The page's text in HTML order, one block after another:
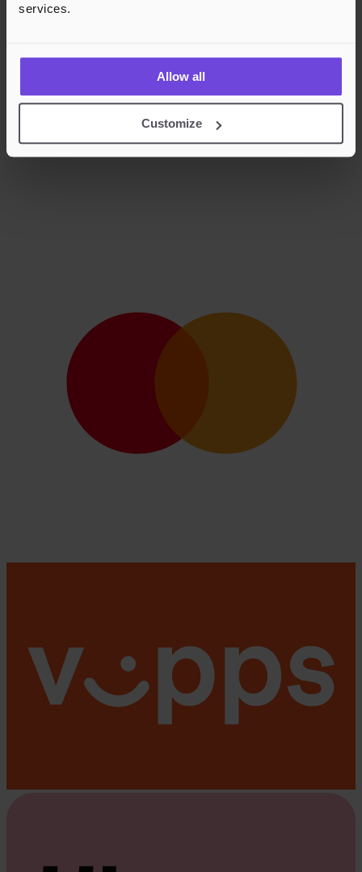
services.
Allow all
Customize